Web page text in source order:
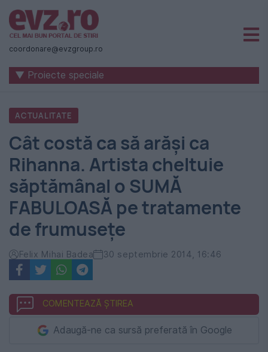
Știri
naționale
internaționale
România
-
Evenimentul
Zilei
coordonare@evzgroup.ro
▼ Proiecte speciale
ACTUALITATE
Cât costă ca să arăși ca
Rihanna. Artista cheltuie
săptămânal o SUMĂ
FABULOASĂ pe tratamente
de frumusețe
Felix Mihai Badea 30 septembrie 2014, 16:46
COMENTEAZĂ ȘTIREA
Adaugă-ne ca sursă preferată în Google